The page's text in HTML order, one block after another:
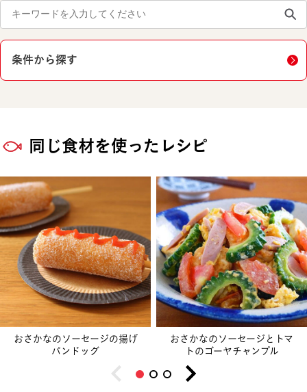
条件から探す
同じ食材を使ったレシピ
おさかなのソーセージの揚げ
パンドッグ
おさかなのソーセージとトマ
トのゴーヤチャンプル